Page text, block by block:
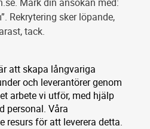
Rekrytering sker löpande,
tack.
att skapa långvariga
och leverantörer genom
arbete vi utför, med hjälp
personal. Våra
resurs för att leverera detta.